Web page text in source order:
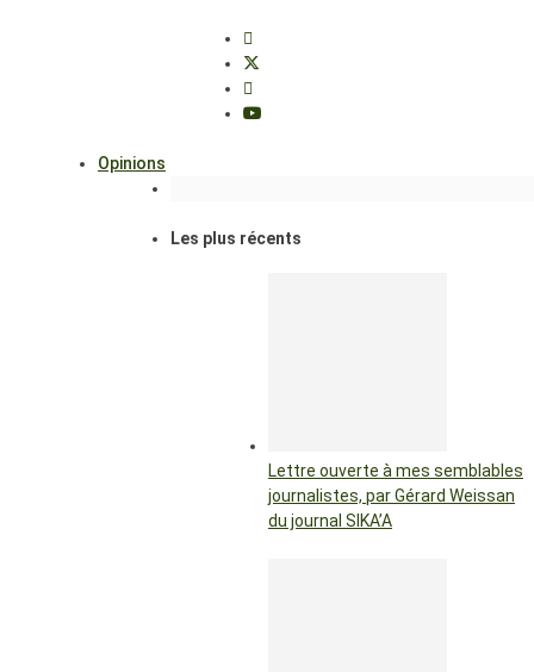
Opinions
Les plus récents
Lettre ouverte à mes semblables
journalistes, par Gérard Weissan
du journal SIKA’A